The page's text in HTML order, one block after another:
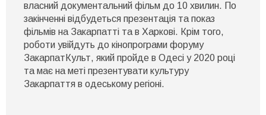
власний документальний фільм до 10 хвилин. По
закінченні відбудеться презентація та показ
фільмів на Закарпатті та в Харкові. Крім того,
роботи увійдуть до кінопрограми форуму
ЗакарпатКульт, який пройде в Одесі у 2020 році
та має на меті презентувати культуру
Закарпаття в одеському регіоні.